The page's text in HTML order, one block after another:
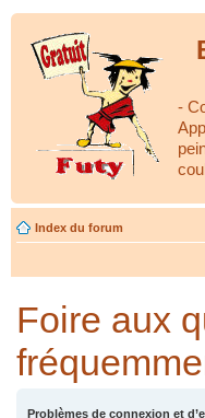
-
Index du forum
Foire aux
Problèmes de connexion et